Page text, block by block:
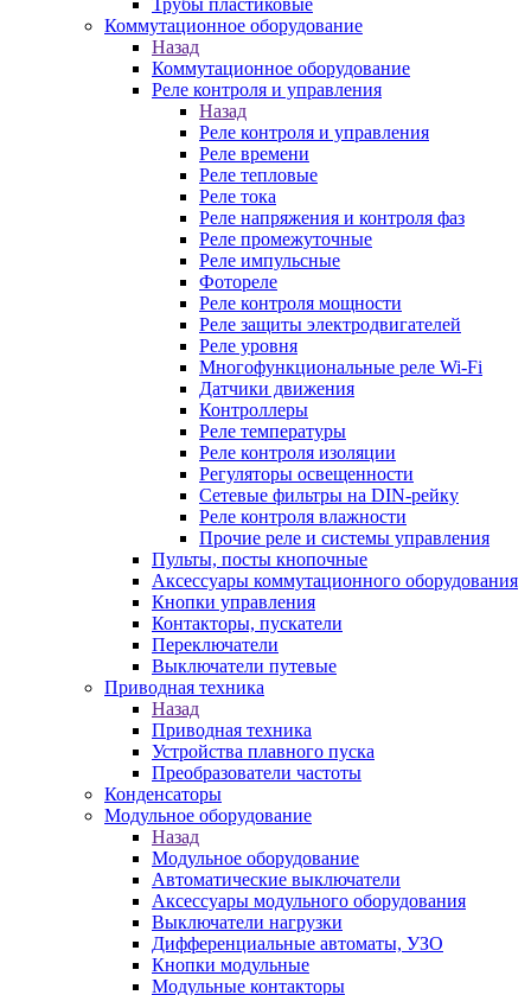
Трубы пластиковые
Коммутационное оборудование
Назад
Коммутационное оборудование
Реле контроля и управления
Назад
Реле контроля и управления
Реле времени
Реле тепловые
Реле тока
Реле напряжения и контроля фаз
Реле промежуточные
Реле импульсные
Фотореле
Реле контроля мощности
Реле защиты электродвигателей
Реле уровня
Многофункциональные реле Wi-Fi
Датчики движения
Контроллеры
Реле температуры
Реле контроля изоляции
Регуляторы освещенности
Сетевые фильтры на DIN-рейку
Реле контроля влажности
Прочие реле и системы управления
Пульты, посты кнопочные
Аксессуары коммутационного оборудования
Кнопки управления
Контакторы, пускатели
Переключатели
Выключатели путевые
Приводная техника
Назад
Приводная техника
Устройства плавного пуска
Преобразователи частоты
Конденсаторы
Модульное оборудование
Назад
Модульное оборудование
Автоматические выключатели
Аксессуары модульного оборудования
Выключатели нагрузки
Дифференциальные автоматы, УЗО
Кнопки модульные
Модульные контакторы